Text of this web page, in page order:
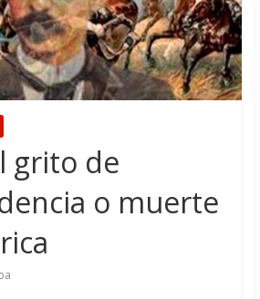
grito de
o muerte